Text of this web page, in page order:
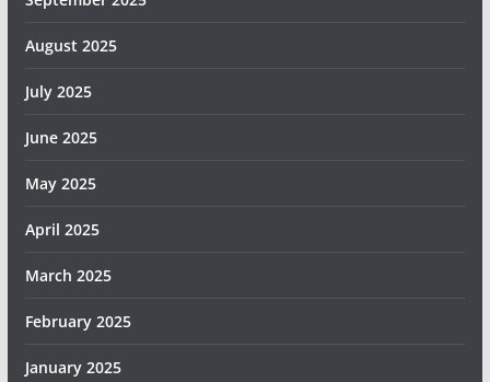
August 2025
July 2025
June 2025
May 2025
April 2025
March 2025
February 2025
January 2025